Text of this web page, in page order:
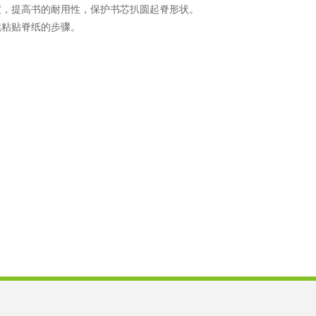
提高书的耐用性，保护书芯扒圆起脊形状。
贴脊纸的步骤。